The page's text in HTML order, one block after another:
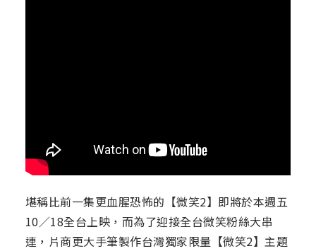
堪稱比前一集更血腥恐怖的【微笑2】即將於本週五
10／18全台上映，而為了迎接全台微笑粉絲大串
連，片商更大手筆製作台灣獨家限量【微笑2】主題